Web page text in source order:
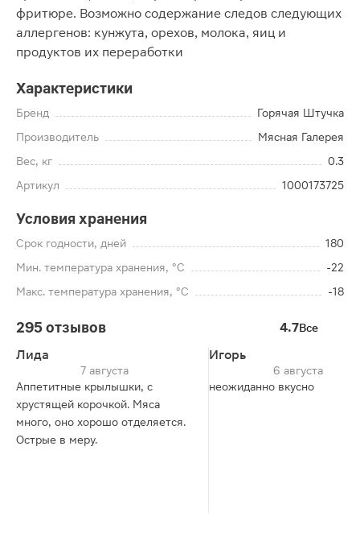
фритюре. Возможно содержание следов следующих
аллергенов: кунжута, орехов, молока, яиц и
продуктов их переработки
Характеристики
Бренд
Горячая Штучка
Производитель
Мясная Галерея
Вес, кг
0.3
Артикул
1000173725
Условия хранения
Срок годности, дней
180
Мин. температура хранения, °C
-22
Макс. температура хранения, °C
-18
295 отзывов 4.7Все
Лида
7 августа
Аппетитные крылышки, с
хрустящей корочкой. Мяса
много, оно хорошо отделяется.
Острые в меру.
Игорь
6 августа
неожиданно вкусно